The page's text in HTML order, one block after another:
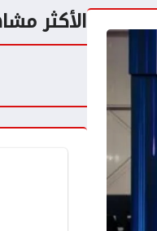
الأكثر